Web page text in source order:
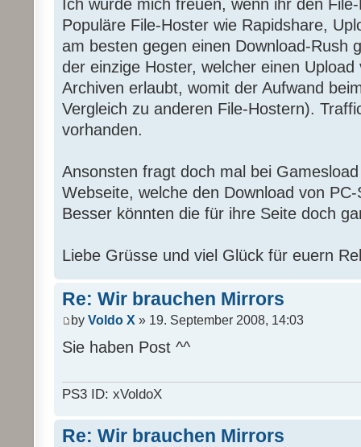
Ich würde mich freuen, wenn ihr den
Populäre File-Hoster wie Rapidshare,
am besten gegen einen Download-Rush
der einzige Hoster, welcher einen
Archiven erlaubt, womit der Aufwand
Vergleich zu anderen File-Hostern).
vorhanden.
Ansonsten fragt doch mal bei
Webseite, welche den Download von
Besser könnten die für ihre Seite doch
Liebe Grüsse und viel Glück für euern
Re: Wir brauchen Mirrors
by Voldo X » 19. September 2008, 14:03
Sie haben Post ^^
PS3 ID: xVoldoX
Re: Wir brauchen Mirrors